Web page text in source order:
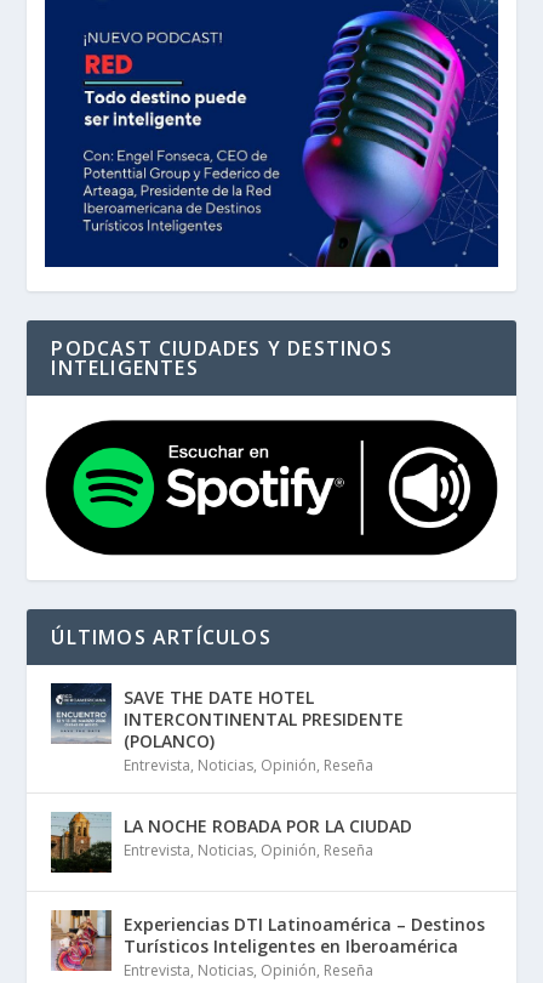
PODCAST CIUDADES Y DESTINOS
INTELIGENTES
ÚLTIMOS ARTÍCULOS
SAVE THE DATE HOTEL
INTERCONTINENTAL PRESIDENTE
(POLANCO)
Entrevista, Noticias, Opinión, Reseña
LA NOCHE ROBADA POR LA CIUDAD
Entrevista, Noticias, Opinión, Reseña
Experiencias DTI Latinoamérica – Destinos
Turísticos Inteligentes en Iberoamérica
Entrevista, Noticias, Opinión, Reseña